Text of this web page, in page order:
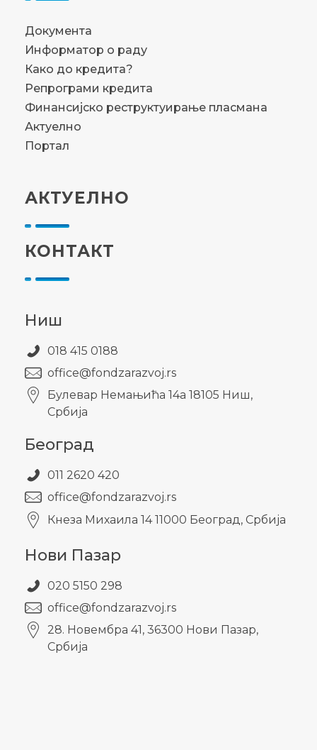
Документа
Информатор о раду
Како до кредита?
Репрограми кредита
Финансијско реструктуирање пласмана
Актуелно
Портал
АКТУЕЛНО
КОНТАКТ
Ниш
018 415 0188
office@fondzarazvoj.rs
Булевар Немањића 14а 18105 Ниш,
Србија
Београд
011 2620 420
office@fondzarazvoj.rs
Кнезa Михаила 14 11000 Београд, Србија
Нови Пазар
020 5150 298
office@fondzarazvoj.rs
28. Новембра 41, 36300 Нови Пазар,
Србија